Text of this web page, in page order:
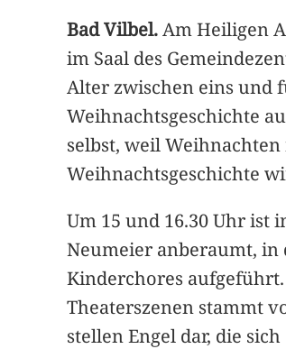
Bad Vilbel.Am Heiligen
im Saal des
Alter zwischen eins und
Weihnachtsgeschichte
selbst, weil
Weihnachtsgeschichte
Um 15 und 16.30 Uhr ist
Neumeier anberaumt, in
Kinderchores
Theaterszenen stammt
stellen Engel dar, die